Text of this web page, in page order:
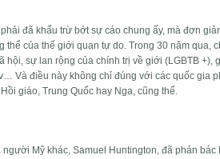
đã khấu trừ bớt sự cáo chung ấy, mà đơn
thể của thế giới quan tự do. Trong 30 năm qua,
hội, sự lan rộng của chính trị về giới (LGBTB +),
Và điều này không chỉ đúng với các quốc gia
giáo, Trung Quốc hay Nga, cũng thế.
Mỹ khác, Samuel Huntington, đã phản